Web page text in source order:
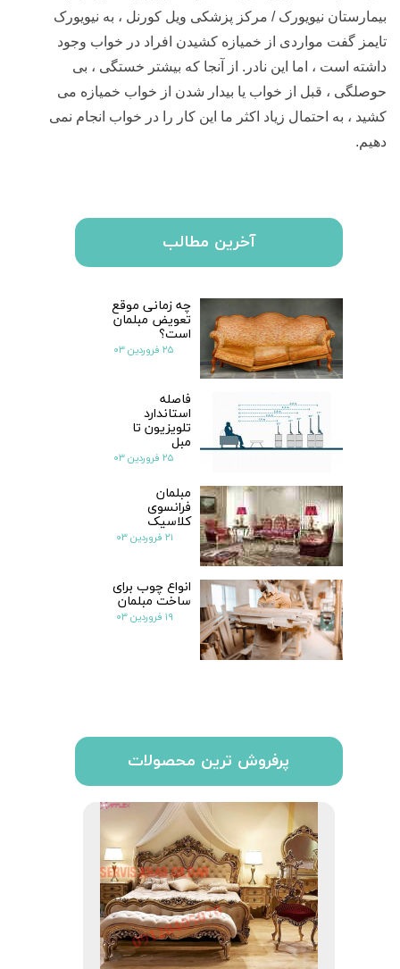
بیمارستان نیویورک / مرکز پزشکی ویل کورنل ، به نیویورک
تایمز گفت مواردی از خمیازه کشیدن افراد در خواب وجود
داشته است ، اما این نادر. از آنجا که بیشتر خستگی ، بی
حوصلگی ، قبل از خواب یا بیدار شدن از خواب خمیازه می
کشید ، به احتمال زیاد اکثر ما این کار را در خواب انجام نمی
دهیم.
پرفروش ترین محصولات
آخرین مطالب
چه زمانی موقع
تعویض مبلمان
است؟
۲۵ فروردین ۰۳
فاصله
استاندارد
تلویزیون تا
مبل
۲۵ فروردین ۰۳
مبلمان
فرانسوی
کلاسیک
۲۱ فروردین ۰۳
انواع چوب برای
ساخت مبلمان
۱۹ فروردین ۰۳